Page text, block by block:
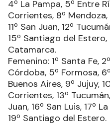
4º La Pampa, 5º Entre
Corrientes, 8º
11º San Juan, 12º
15º Santiago del Estero,
Catamarca.
Femenino: 1º Santa Fe,
Córdoba, 5º Formosa,
Buenos Aires, 9º Jujuy,
Corrientes, 13º
Juan, 16º San Luis, 17º
19º Santiago del Estero.